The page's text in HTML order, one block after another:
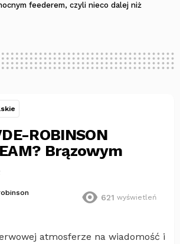
feederem, czyli nieco dalej niż
ROBINSON
Brązowym
621 wyświetleń
atmosferze na wiadomość i